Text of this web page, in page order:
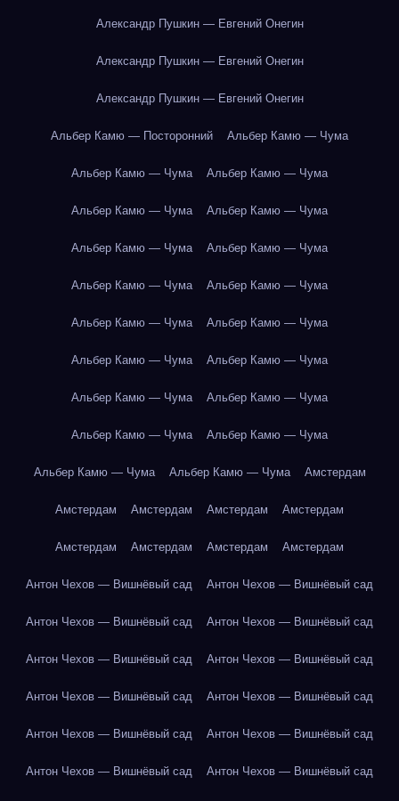
Александр Пушкин — Евгений Онегин
Александр Пушкин — Евгений Онегин
Александр Пушкин — Евгений Онегин
Альбер Камю — Посторонний Альбер Камю — Чума
Альбер Камю — Чума Альбер Камю — Чума
Альбер Камю — Чума Альбер Камю — Чума
Альбер Камю — Чума Альбер Камю — Чума
Альбер Камю — Чума Альбер Камю — Чума
Альбер Камю — Чума Альбер Камю — Чума
Альбер Камю — Чума Альбер Камю — Чума
Альбер Камю — Чума Альбер Камю — Чума
Альбер Камю — Чума Альбер Камю — Чума
Альбер Камю — Чума Альбер Камю — Чума Амстердам
Амстердам Амстердам Амстердам Амстердам
Амстердам Амстердам Амстердам Амстердам
Антон Чехов — Вишнёвый сад Антон Чехов — Вишнёвый сад
Антон Чехов — Вишнёвый сад Антон Чехов — Вишнёвый сад
Антон Чехов — Вишнёвый сад Антон Чехов — Вишнёвый сад
Антон Чехов — Вишнёвый сад Антон Чехов — Вишнёвый сад
Антон Чехов — Вишнёвый сад Антон Чехов — Вишнёвый сад
Антон Чехов — Вишнёвый сад Антон Чехов — Вишнёвый сад